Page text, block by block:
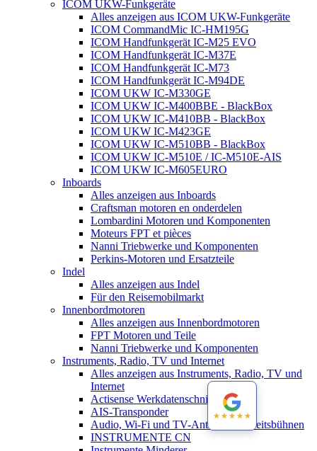
ICOM UKW-Funkgeräte
Alles anzeigen aus ICOM UKW-Funkgeräte
ICOM CommandMic IC-HM195G
ICOM Handfunkgerät IC-M25 EVO
ICOM Handfunkgerät IC-M37E
ICOM Handfunkgerät IC-M73
ICOM Handfunkgerät IC-M94DE
ICOM UKW IC-M330GE
ICOM UKW IC-M400BBE - BlackBox
ICOM UKW IC-M410BB - BlackBox
ICOM UKW IC-M423GE
ICOM UKW IC-M510BB - BlackBox
ICOM UKW IC-M510E / IC-M510E-AIS
ICOM UKW IC-M605EURO
Inboards
Alles anzeigen aus Inboards
Craftsman motoren en onderdelen
Lombardini Motoren und Komponenten
Moteurs FPT et pièces
Nanni Triebwerke und Komponenten
Perkins-Motoren und Ersatzteile
Indel
Alles anzeigen aus Indel
Für den Reisemobilmarkt
Innenbordmotoren
Alles anzeigen aus Innenbordmotoren
FPT Motoren und Teile
Nanni Triebwerke und Komponenten
Instruments, Radio, TV und Internet
Alles anzeigen aus Instruments, Radio, TV und
Internet
Actisense Werkdatenschnitt
AIS-Transponder
Audio, Wi-Fi und TV-Antennen-Arbeitsbühnen
INSTRUMENTE CN
★★★★★
★★★★★